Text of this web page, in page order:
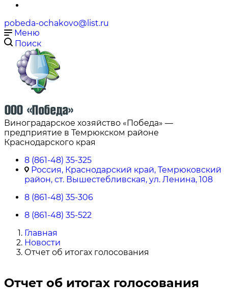
pobeda-ochakovo@list.ru
Меню
Поиск
Виноградарское хозяйство «Победа» —
предприятие в Темрюкском районе
Краснодарского края
8 (861-48) 35-325
Россия, Краснодарский край, Темрюковский
район, ст. Вышестебливская, ул. Ленина, 108
8 (861-48) 35-306
8 (861-48) 35-522
Главная
Новости
Отчет об итогах голосования
Отчет об итогах голосования